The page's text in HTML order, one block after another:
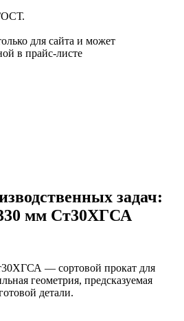
для сайта и может
в прайс-листе
задач:
мм Ст30ХГСА
— сортовой прокат для
геометрия, предсказуемая
детали.